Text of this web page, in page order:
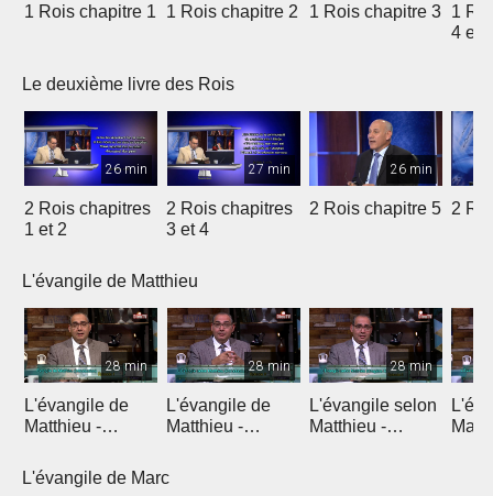
1 Rois chapitre 1 1 Rois chapitre 2 1 Rois chapitre 3
1
4 et 5
Le deuxième livre des Rois
26 min
2 Rois chapitres
1 et 2
27 min
2 Rois chapitres
3 et 4
26 min
2 Rois chapitre 5 2
L'évangile de Matthieu
28 min
L'évangile de
Matthieu -
28 min
L'évangile de
Matthieu -
28 min
L'évangile selon
Matthieu -
L'évangile de Marc